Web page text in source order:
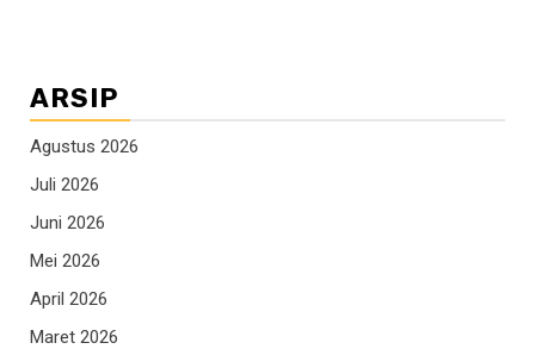
ARSIP
Agustus 2026
Juli 2026
Juni 2026
Mei 2026
April 2026
Maret 2026